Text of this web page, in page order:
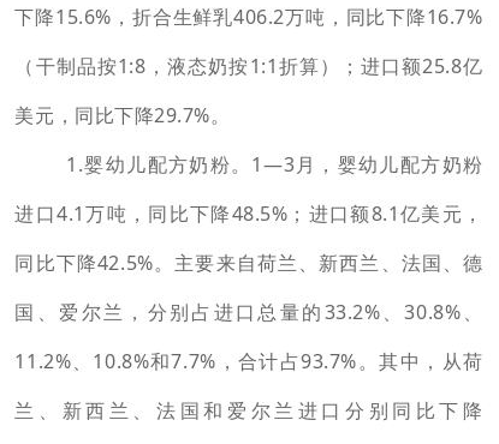
下降15.6%，折合生鲜乳406.2万吨，同比下降16.7%
（干制品按1:8，液态奶按1:1折算）；进口额25.8亿
美元，同比下降29.7%。
1.婴幼儿配方奶粉。1—3月，婴幼儿配方奶粉
进口4.1万吨，同比下降48.5%；进口额8.1亿美元，
同比下降42.5%。主要来自荷兰、新西兰、法国、德
国、爱尔兰，分别占进口总量的33.2%、30.8%、
11.2%、10.8%和7.7%，合计占93.7%。其中，从荷
兰、新西兰、法国和爱尔兰进口分别同比下降